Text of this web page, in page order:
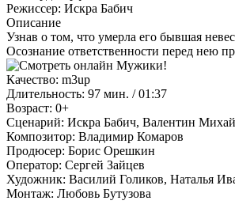
Режиссер: Искра Бабич
Описание
Узнав о том, что умерла его бывшая
Осознание ответственности перед нею
Качество: m3up
Длительность: 97 мин. / 01:37
Возраст: 0+
Сценарий: Искра Бабич, Валентин
Композитор: Владимир Комаров
Продюсер: Борис Орешкин
Оператор: Сергей Зайцев
Художник: Василий Голиков, Наталья
Монтаж: Любовь Бутузова